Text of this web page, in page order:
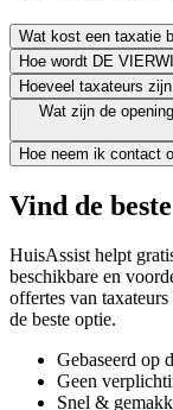
Wat kost een taxatie
Hoe wordt DE
Hoeveel taxateurs
Wat zijn de
Hoe neem ik contact
Vind de
HuisAssist helpt
beschikbare en
offertes van
de beste optie.
Gebaseerd op
Geen
Snel &